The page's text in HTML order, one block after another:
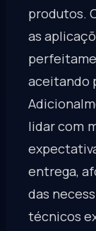
produtos.
as
aceitando
lidar com
entrega,
das
técnicos